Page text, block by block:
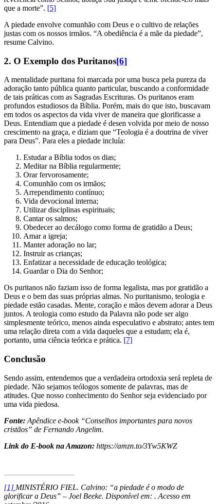
que a morte”. [5]
A piedade envolve comunhão com Deus e o cultivo de relações
justas com os nossos irmãos. “A obediência é a mãe da piedade”,
resume Calvino.
2. O Exemplo dos Puritanos[6]
A mentalidade puritana foi marcada por uma busca pela pureza da
adoração tanto pública quanto particular, buscando a conformidade
de tais práticas com as Sagradas Escrituras. Os puritanos eram
profundos estudiosos da Bíblia. Porém, mais do que isto, buscavam
em todos os aspectos da vida viver de maneira que glorificasse a
Deus. Entendiam que a piedade é desen volvida por meio de nosso
crescimento na graça, e diziam que “Teologia é a doutrina de viver
para Deus”. Para eles a piedade incluía:
Estudar a Bíblia todos os dias;
Meditar na Bíblia regularmente;
Orar fervorosamente;
Comunhão com os irmãos;
Arrependimento contínuo;
Vida devocional interna;
Utilizar disciplinas espirituais;
Cantar os salmos;
Obedecer ao decálogo como forma de gratidão a Deus;
Amar a igreja;
Manter adoração no lar;
Instruir as crianças;
Enfatizar a necessidade de educação teológica;
Guardar o Dia do Senhor;
Os puritanos não faziam isso de forma legalista, mas por gratidão a
Deus e o bem das suas próprias almas. No puritanismo, teologia e
piedade estão casadas. Mente, coração e mãos devem adorar a Deus
juntos. A teologia como estudo da Palavra não pode ser algo
simplesmente teórico, menos ainda especulativo e abstrato; antes tem
uma relação direta com a vida daqueles que a estudam; ela é,
portanto, uma ciência teórica e prática. [7]
Conclusão
Sendo assim, entendemos que a verdadeira ortodoxia será repleta de
piedade. Não sejamos teólogos somente de palavras, mas de
atitudes. Que nosso conhecimento do Senhor seja evidenciado por
uma vida piedosa.
Fonte: Apêndice e-book “Conselhos importantes para novos
cristãos” de Fernando Angelim.
Link do E-book na Amazon: https://amzn.to/3Yw5KWZ
[1] MINISTÉRIO FIEL. Calvino: “a piedade é o modo de
glorificar a Deus” – Joel Beeke. Disponível em: . Acesso em